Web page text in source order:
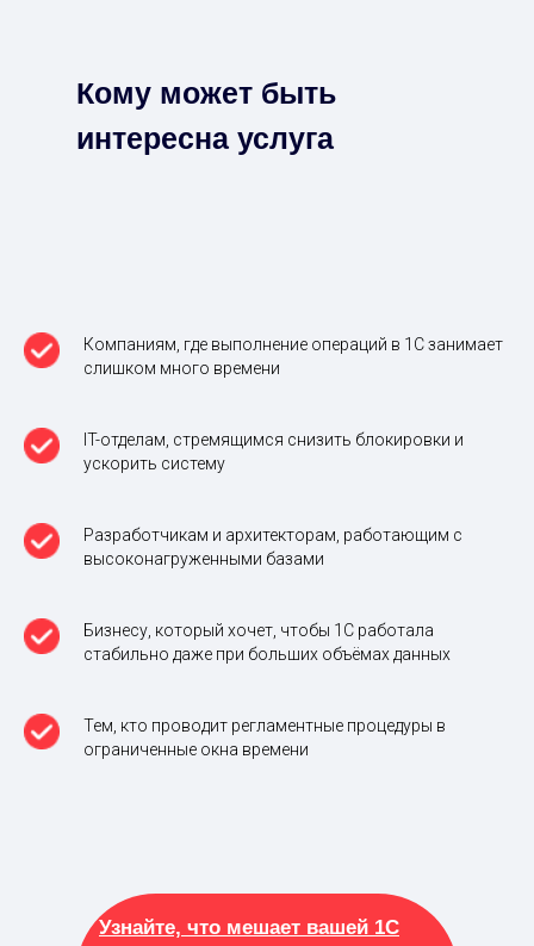
Кому может быть
интересна услуга
Компаниям, где выполнение операций в 1С занимает
слишком много времени
IT-отделам, стремящимся снизить блокировки и
ускорить систему
Разработчикам и архитекторам, работающим с
высоконагруженными базами
Бизнесу, который хочет, чтобы 1С работала
стабильно даже при больших объёмах данных
Тем, кто проводит регламентные процедуры в
ограниченные окна времени
Узнайте, что мешает вашей 1С